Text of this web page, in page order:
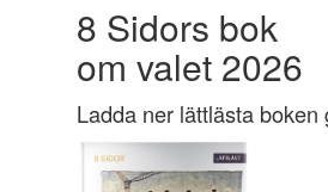
8 Sidors bok
om valet 2026
Ladda ner lättlästa boken